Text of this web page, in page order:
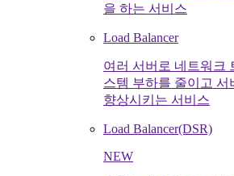
을 하는 서비스
Load Balancer
여러 서버로 네트워크
스템 부하를 줄이고
향상시키는 서비스
Load Balancer(DSR)
NEW